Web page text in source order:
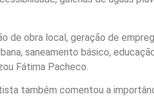
de obra local, geração de
saneamento básico,
Fátima Pacheco.
também comentou a